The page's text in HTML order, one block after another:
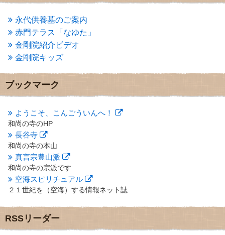
2013年5月(13)
2013年4月(1)
2013年3月
(4)
2013年2月(6)
2013年1月(6)
2012年12月(7)
2012年10月(5)
2012年9月
(8)
2012年7月
(10)
2012年6月(14)
2012年5月
2012年4月(16)
2012年3月 (17)
2012年2月(20)
2012年1月(25)
2011年12月(22)
2011年11月(28)
2011年10月(31)
2011年9月(24)
2011年8月(21)
永代供養墓のご案内
赤門テラス「なゆた」
金剛院紹介ビデオ
金剛院キッズ
ブックマーク
ようこそ、こんごういんへ！
和尚の寺のHP
長谷寺
和尚の寺の本山
真言宗豊山派
和尚の寺の宗派です
空海スピリチュアル
２１世紀を（空海）する情報ネット誌
地域のライターさんです
小豆島 圓満寺
RSSリーダー